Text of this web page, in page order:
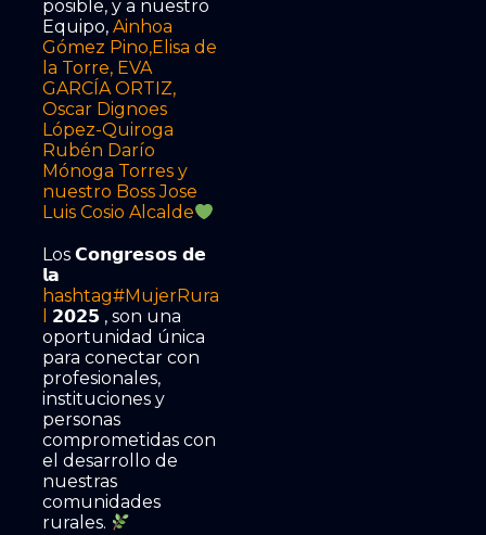
posible, y a nuestro
Equipo,Ainhoa
Gómez Pino,Elisa de
la Torre, EVA
GARCÍA ORTIZ,
Oscar Dignoes
López-Quiroga
Rubén Darío
Mónoga Torres y
nuestro BossJose
Luis Cosio Alcalde
Los 𝗖𝗼𝗻𝗴𝗿𝗲𝘀𝗼𝘀 𝗱𝗲
𝗹𝗮
hashtag#MujerRura
𝟮𝟬𝟮𝟱 , son una
oportunidad única
para conectar con
profesionales,
instituciones y
personas
comprometidas con
el desarrollo de
nuestras
comunidades
rurales.